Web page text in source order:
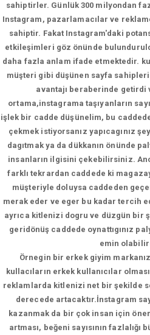
sahiptirler. Günlük 300 milyondan
Instagram, pazarlamacılar ve
sahiptir. Fakat Instagram'daki
etkileşimleri göz önünde
daha fazla anlam ifade etmektedir.
müşteri gibi düşünen sayfa
avantajı beraberinde getirdi
ortama,instagrama taşıyanların
işlek bir cadde düşünelim, bu
çekmek istiyorsanız yapıcagınız
dagıtmak ya da dükkanın önünde
insanların ilgisini çekebilirsiniz.
farklı tekrardan caddede ki
müşteriyle doluysa caddeden
merak eder ve eger bu kadar tercih
ayrıca kitlenizi dogru ve düzgün bir
geridönüş caddede oynattıgınız
emin
Örnegin bir erkek giyim
kullacıların erkek kullanıcılar
reklamlarda kitlenizi net bir şekilde
derecede artacaktır.İnstagram
kazanmak da bir çok insan için
artması, beğeni sayısının